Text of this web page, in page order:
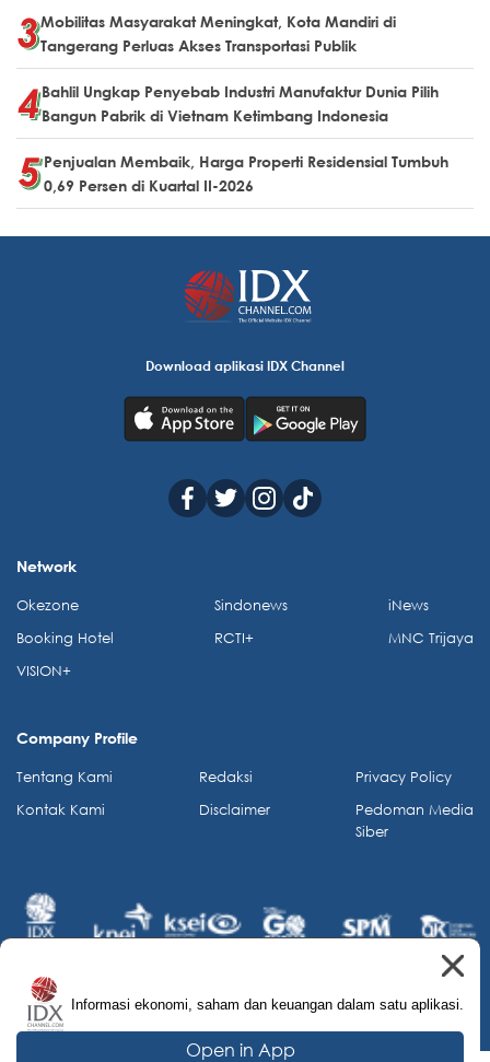
Mobilitas Masyarakat Meningkat, Kota Mandiri di
Tangerang Perluas Akses Transportasi Publik
Bahlil Ungkap Penyebab Industri Manufaktur Dunia Pilih
Bangun Pabrik di Vietnam Ketimbang Indonesia
Penjualan Membaik, Harga Properti Residensial Tumbuh
0,69 Persen di Kuartal II-2026
Informasi ekonomi, saham dan keuangan dalam satu aplikasi.
Open in App
Download aplikasi IDX Channel
Network
Okezone
Booking Hotel
VISION+
Sindonews
RCTI+
iNews
MNC Trijaya
Company Profile
Tentang Kami
Kontak Kami
Redaksi
Disclaimer
Privacy Policy
Pedoman Media
Siber
© 2026 IDX Channel. All Rights Reserved.